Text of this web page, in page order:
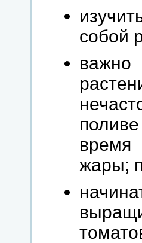
собой
время
жары;